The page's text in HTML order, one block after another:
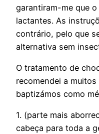
garantiram-me que
lactantes. As
contrário, pelo que
alternativa sem
O tratamento de
recomendei a
baptizámos como
1. (parte mais
cabeça para toda a